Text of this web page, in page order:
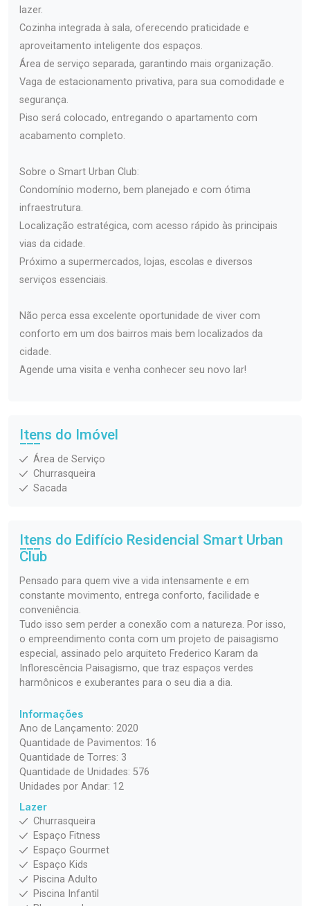
lazer.
Cozinha integrada à sala, oferecendo praticidade e
aproveitamento inteligente dos espaços.
Área de serviço separada, garantindo mais organização.
Vaga de estacionamento privativa, para sua comodidade e
segurança.
Piso será colocado, entregando o apartamento com
acabamento completo.
Sobre o Smart Urban Club:
Condomínio moderno, bem planejado e com ótima
infraestrutura.
Localização estratégica, com acesso rápido às principais
vias da cidade.
Próximo a supermercados, lojas, escolas e diversos
serviços essenciais.
Não perca essa excelente oportunidade de viver com
conforto em um dos bairros mais bem localizados da
cidade.
Agende uma visita e venha conhecer seu novo lar!
Itens do Imóvel
Área de Serviço
Churrasqueira
Sacada
Itens do Edifício Residencial Smart Urban
Club
Pensado para quem vive a vida intensamente e em
constante movimento, entrega conforto, facilidade e
conveniência.
Tudo isso sem perder a conexão com a natureza. Por isso,
o empreendimento conta com um projeto de paisagismo
especial, assinado pelo arquiteto Frederico Karam da
Inflorescência Paisagismo, que traz espaços verdes
harmônicos e exuberantes para o seu dia a dia.
Informações
Ano de Lançamento: 2020
Quantidade de Pavimentos: 16
Quantidade de Torres: 3
Quantidade de Unidades: 576
Unidades por Andar: 12
Lazer
Churrasqueira
Espaço Fitness
Espaço Gourmet
Espaço Kids
Piscina Adulto
Piscina Infantil